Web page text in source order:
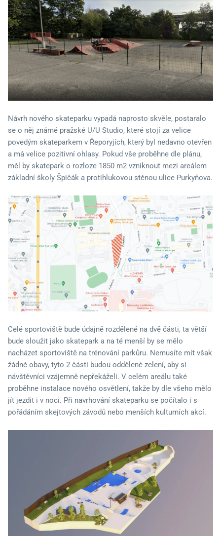
Návrh nového skateparku vypadá naprosto skvěle, postaralo
se o něj známé pražské U/U Studio, které stojí za velice
povedým skateparkem v Řeporyjích, který byl nedavno otevřen
a má velice pozitivní ohlasy. Pokud vše proběhne dle plánu,
měl by skatepark o rozloze 1850 m2 vzniknout mezi areálem
základní školy Špičák a protihlukovou stěnou ulice Purkyňova.
Celé sportoviště bude údajně rozdělené na dvě části, ta větší
bude sloužit jako skatepark a na té menší by se mělo
nacházet sportoviště na trénování parkůru. Nemusíte mít však
žádné obavy, tyto 2 části budou oddělené zelení, aby si
návštěvníci vzájemně nepřekáželi. V celém areálu také
proběhne instalace nového osvětlení, takže by dle všeho mělo
jít jezdit i v noci. Při navrhování skateparku se počítalo i s
pořádáním skejtových závodů nebo menších kulturních akcí.